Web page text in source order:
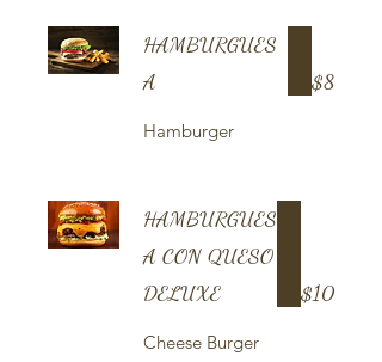
HAMBURGUES
A
Hamburger
$8
HAMBURGUES
A CON QUESO
DELUXE
Cheese Burger
$10